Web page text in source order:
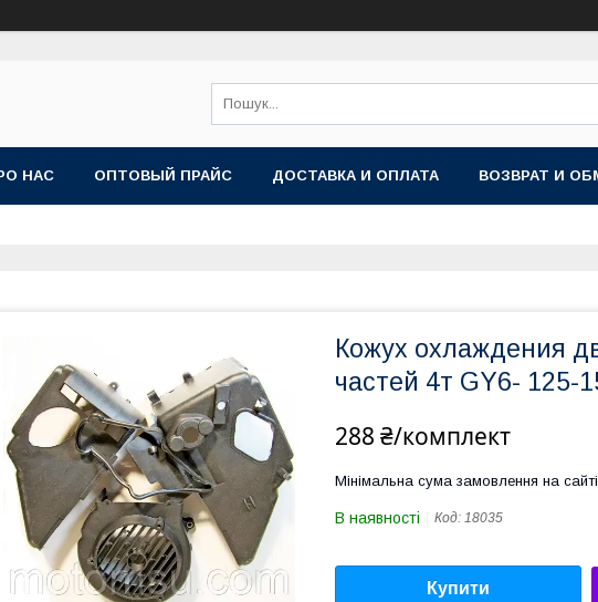
НАС ОПТОВЫЙ ПРАЙС ДОСТАВКА И ОПЛАТА ВОЗВРАТ И
Кожух охлаждения
частей 4т GY6- 125-
288 ₴/комплект
Мінімальна сума замовлення на
В наявності Код: 18035
Купити